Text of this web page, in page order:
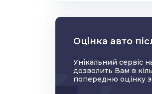
Оцінка авто
Унікальний сервіс
дозволить Вам в
попередню оцінку